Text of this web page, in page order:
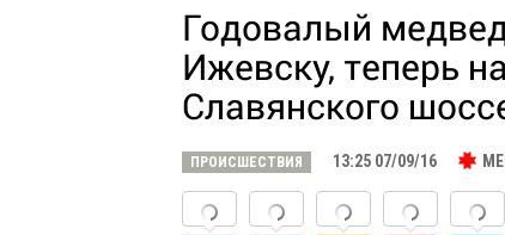
Годовалый
Ижевску, теперь
Славянского
ПРОИСШЕСТВИЯ 13:25 07/09/16